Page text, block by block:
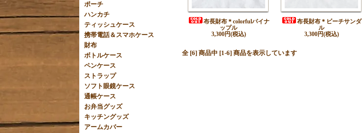
布長財布＊colorfulパイナ
ップル
3,300円(税込)
布長財布＊ビーチサンダ
ル
3,300円(税込)
全 [6] 商品中 [1-6] 商品を表示しています
ポーチ
ハンカチ
ティッシュケース
携帯電話＆スマホケース
財布
ボトルケース
ペンケース
ストラップ
ソフト眼鏡ケース
通帳ケース
お弁当グッズ
キッチングッズ
アームカバー